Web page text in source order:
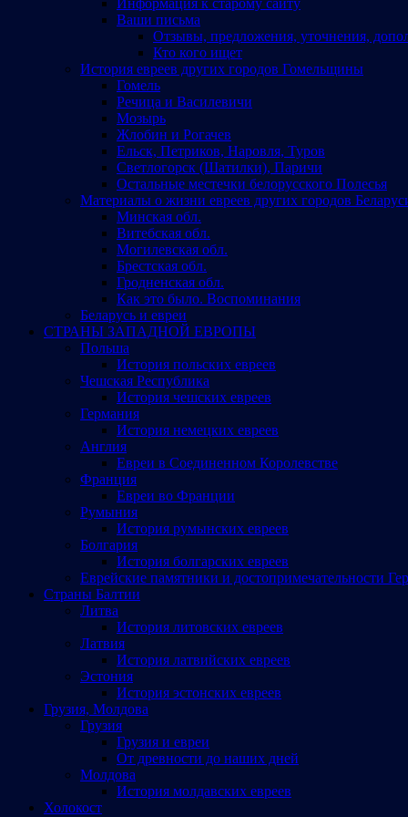
Ваши письма
Отзывы, предложения, уточнения,
Кто кого ищет
История евреев других городов Гомельщины
Гомель
Речица и Василевичи
Мозырь
Жлобин и Рогачев
Ельск, Петриков, Наровля, Туров
Светлогорск (Шатилки), Паричи
Остальные местечки белорусского Полесья
Материалы о жизни евреев других городов
Минская обл.
Витебская обл.
Могилевская обл.
Брестская обл.
Гродненская обл.
Как это было. Воспоминания
Беларусь и евреи
СТРАНЫ ЗАПАДНОЙ ЕВРОПЫ
Польша
История польских евреев
Чешская Республика
История чешских евреев
Германия
История немецких евреев
Англия
Евреи в Соединенном Королевстве
Франция
Евреи во Франции
Румыния
История румынских евреев
Болгария
История болгарских евреев
Еврейские памятники и достопримечательности
Страны Балтии
Литва
История литовских евреев
Латвия
История латвийских евреев
Эстония
История эстонских евреев
Грузия, Молдова
Грузия
Грузия и евреи
От древности до наших дней
Молдова
История молдавских евреев
Холокост